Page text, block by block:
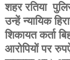
शहर रतिया
उन्हें न्यायिक
शिकायत कर्ता
आरोपियों पर